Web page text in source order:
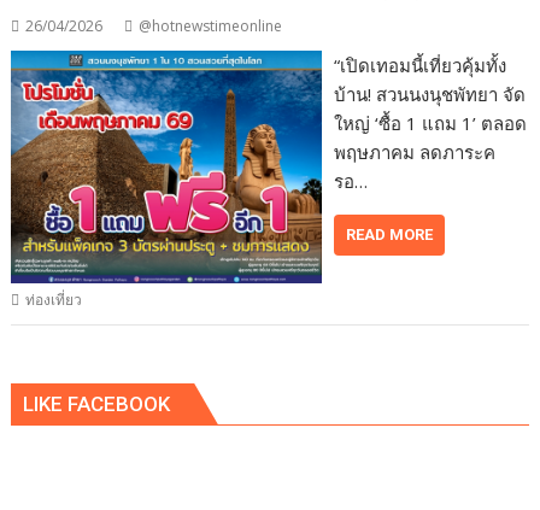
26/04/2026 @hotnewstimeonline
“เปิดเทอมนี้เที่ยวคุ้มทั้ง
บ้าน! สวนนงนุชพัทยา จัด
ใหญ่ ‘ซื้อ 1 แถม 1’ ตลอด
พฤษภาคม ลดภาระค
รอ…
READ MORE
ท่องเที่ยว
LIKE FACEBOOK